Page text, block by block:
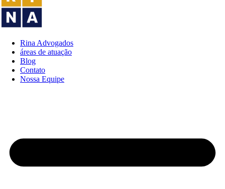
Rina Advogados
áreas de atuação
Blog
Contato
Nossa Equipe